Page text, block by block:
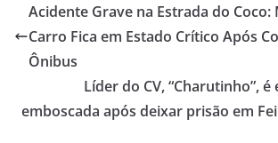
Acidente Grave na Estrada do
Carro Fica em Estado Crítico Após
Ônibus
Líder do CV, “Charutinho”,
emboscada após deixar prisão em